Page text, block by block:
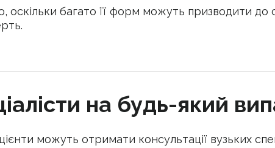
оскільки багато її форм можуть призводити
на будь-який
можуть отримати консультації вузьких